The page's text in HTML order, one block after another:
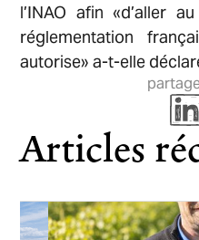
l’INAO afin «d’aller
réglementation
autorise» a-t-elle
Articles